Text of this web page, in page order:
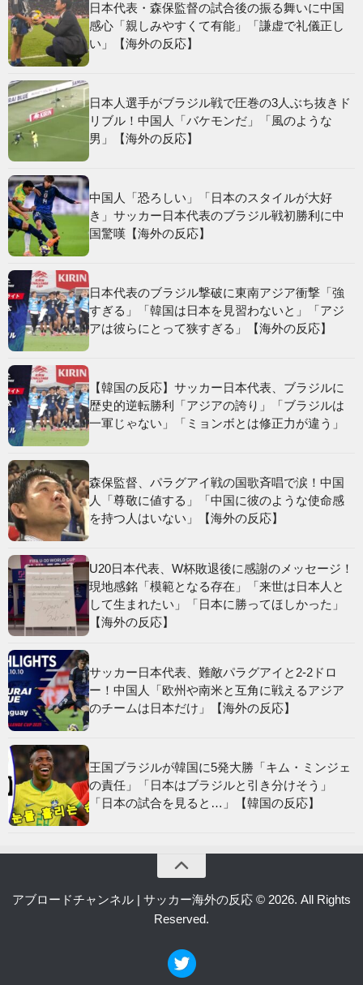
日本代表・森保監督の試合後の振る舞いに中国
感心「親しみやすくて有能」「謙虚で礼儀正し
い」【海外の反応】
日本人選手がブラジル戦で圧巻の3人ぶち抜きド
リブル！中国人「バケモンだ」「風のような
男」【海外の反応】
中国人「恐ろしい」「日本のスタイルが大好
き」サッカー日本代表のブラジル戦初勝利に中
国驚嘆【海外の反応】
日本代表のブラジル撃破に東南アジア衝撃「強
すぎる」「韓国は日本を見習わないと」「アジ
アは彼らにとって狭すぎる」【海外の反応】
【韓国の反応】サッカー日本代表、ブラジルに
歴史的逆転勝利「アジアの誇り」「ブラジルは
一軍じゃない」「ミョンボとは修正力が違う」
森保監督、パラグアイ戦の国歌斉唱で涙！中国
人「尊敬に値する」「中国に彼のような使命感
を持つ人はいない」【海外の反応】
U20日本代表、W杯敗退後に感謝のメッセージ！
現地感銘「模範となる存在」「来世は日本人と
して生まれたい」「日本に勝ってほしかった」
【海外の反応】
サッカー日本代表、難敵パラグアイと2-2ドロ
ー！中国人「欧州や南米と互角に戦えるアジア
のチームは日本だけ」【海外の反応】
王国ブラジルが韓国に5発大勝「キム・ミンジェ
の責任」「日本はブラジルと引き分けそう」
「日本の試合を見ると…」【韓国の反応】
アブロードチャンネル | サッカー海外の反応 © 2026. All Rights
Reserved.